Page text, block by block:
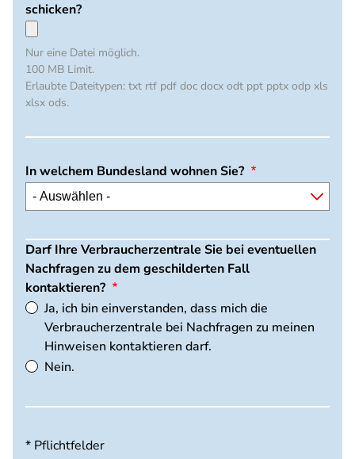
schicken?
Nur eine Datei möglich.
100 MB Limit.
Erlaubte Dateitypen: txt rtf pdf doc docx odt ppt pptx odp xls
xlsx ods.
In welchem Bundesland wohnen Sie?
Darf Ihre Verbraucherzentrale Sie bei eventuellen
Nachfragen zu dem geschilderten Fall
kontaktieren?
Ja, ich bin einverstanden, dass mich die
Verbraucherzentrale bei Nachfragen zu meinen
Hinweisen kontaktieren darf.
Nein.
* Pflichtfelder